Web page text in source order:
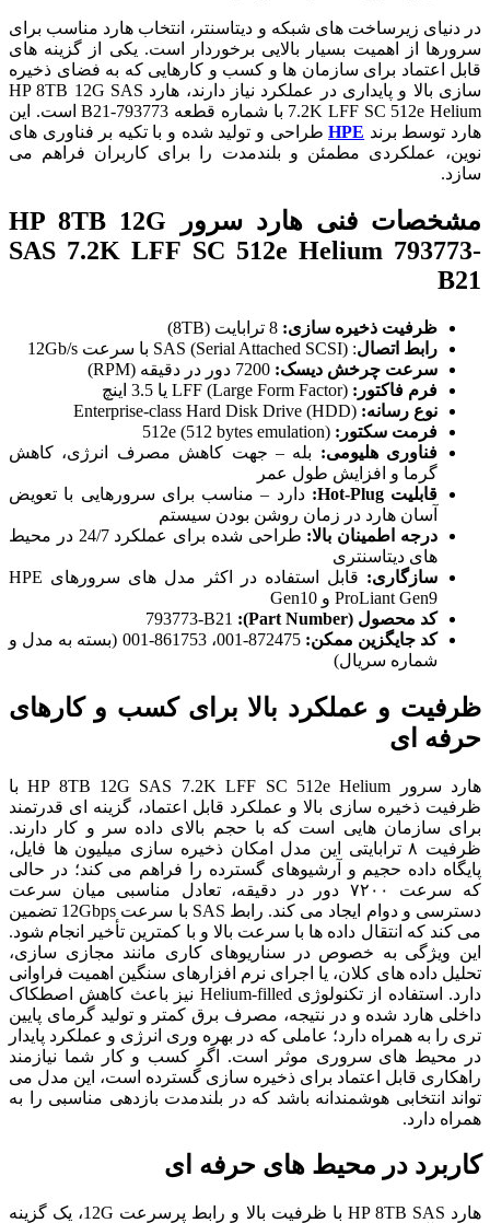
در دنیای زیرساخت های شبکه و دیتاسنتر، انتخاب هارد مناسب برای
سرورها از اهمیت بسیار بالایی برخوردار است. یکی از گزینه های
قابل اعتماد برای سازمان ها و کسب و کارهایی که به فضای ذخیره
سازی بالا و پایداری در عملکرد نیاز دارند، هارد HP 8TB 12G SAS
7.2K LFF SC 512e Helium با شماره قطعه 793773-B21 است. این
هارد توسط برند HPEطراحی و تولید شده و با تکیه بر فناوری های
نوین، عملکردی مطمئن و بلندمدت را برای کاربران فراهم می
سازد.
مشخصات فنی هارد سرور HP 8TB 12G
SAS 7.2K LFF SC 512e Helium 793773-
B21
ظرفیت ذخیره سازی:
رابط اتصال: SAS (Serial Attached SCSI) با سرعت 12Gb/s
سرعت چرخش دیسک:
فرم فاکتور:
نوع رسانه:
فرمت سکتور:
فناوری هلیومی: بله – جهت کاهش مصرف انرژی، کاهش
گرما و افزایش طول عمر
قابلیت Hot-Plug:
دارد – مناسب برای سرورهایی با تعویض
آسان هارد در زمان روشن بودن سیستم
درجه اطمینان بالا:
طراحی شده برای عملکرد 24/7 در محیط
های دیتاسنتری
سازگاری:
قابل استفاده در اکثر مدل های سرورهای HPE
ProLiant Gen9 و Gen10
کد محصول (Part Number):
کد جایگزین ممکن:
872475-001، 861753-001 (بسته به مدل و
شماره سریال)
ظرفیت و عملکرد بالا برای کسب و کارهای
حرفه ای
هارد سرور HP 8TB 12G SAS 7.2K LFF SC 512e Helium با
ظرفیت ذخیره سازی بالا و عملکرد قابل اعتماد، گزینه ای قدرتمند
برای سازمان هایی است که با حجم بالای داده سر و کار دارند.
ظرفیت ۸ ترابایتی این مدل امکان ذخیره سازی میلیون ها فایل،
پایگاه داده حجیم و آرشیوهای گسترده را فراهم می کند؛ در حالی
که سرعت ۷۲۰۰ دور در دقیقه، تعادل مناسبی میان سرعت
دسترسی و دوام ایجاد می کند. رابط SAS با سرعت 12Gbps تضمین
می کند که انتقال داده ها با سرعت بالا و با کمترین تأخیر انجام شود.
این ویژگی به خصوص در سناریوهای کاری مانند مجازی سازی،
تحلیل داده های کلان، یا اجرای نرم افزارهای سنگین اهمیت فراوانی
دارد. استفاده از تکنولوژی Helium-filled نیز باعث کاهش اصطکاک
داخلی هارد شده و در نتیجه، مصرف برق کمتر و تولید گرمای پایین
تری را به همراه دارد؛ عاملی که در بهره وری انرژی و عملکرد پایدار
در محیط های سروری موثر است. اگر کسب و کار شما نیازمند
راهکاری قابل اعتماد برای ذخیره سازی گسترده است، این مدل می
تواند انتخابی هوشمندانه باشد که در بلندمدت بازدهی مناسبی را به
همراه دارد.
کاربرد در محیط های حرفه ای
هارد HP 8TB SAS با ظرفیت بالا و رابط پرسرعت 12G، یک گزینه